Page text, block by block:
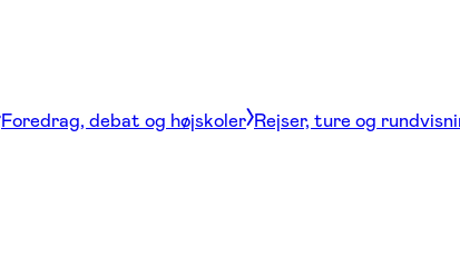
Foredrag, debat og højskoler Rejser, ture og